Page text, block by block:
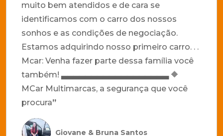
muito bem atendidos e de cara se
identificamos com o carro dos nossos
sonhos e as condições de negociação.
Estamos adquirindo nosso primeiro carro. . .
Mcar: Venha fazer parte dessa família você
também! ▃▃▃▃▃▃▃▃▃▃▃▃▃▃▃▃▃▃ 🔶
MCar Multimarcas, a segurança que você
procura”
Giovane & Bruna Santos